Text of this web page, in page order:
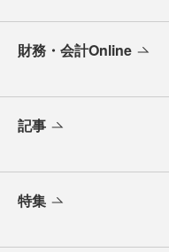
財務・会計Online
記事
特集